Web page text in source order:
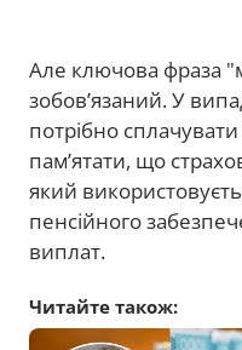
Але ключова фраза
зобов’язаний. У
потрібно
пам’ятати, що
який
пенсійного
виплат.
Читайте також: